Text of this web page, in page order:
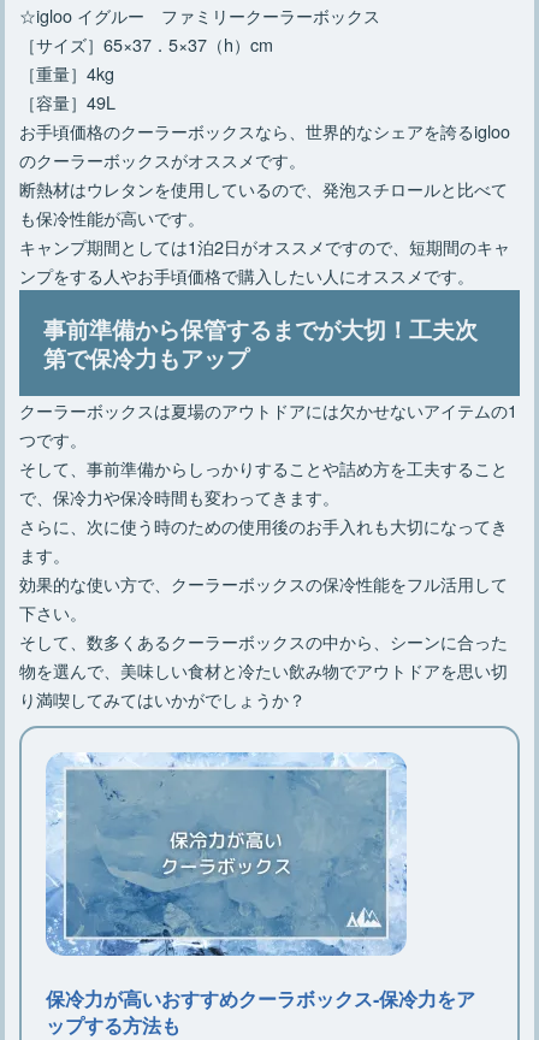
☆igloo イグルー ファミリークーラーボックス
［サイズ］65×37．5×37（h）cm
［重量］4kg
［容量］49L
お手頃価格のクーラーボックスなら、世界的なシェアを誇るigloo
のクーラーボックスがオススメです。
断熱材はウレタンを使用しているので、発泡スチロールと比べて
も保冷性能が高いです。
キャンプ期間としては1泊2日がオススメですので、短期間のキャ
ンプをする人やお手頃価格で購入したい人にオススメです。
事前準備から保管するまでが大切！工夫次
第で保冷力もアップ
クーラーボックスは夏場のアウトドアには欠かせないアイテムの1
つです。
そして、事前準備からしっかりすることや詰め方を工夫すること
で、保冷力や保冷時間も変わってきます。
さらに、次に使う時のための使用後のお手入れも大切になってき
ます。
効果的な使い方で、クーラーボックスの保冷性能をフル活用して
下さい。
そして、数多くあるクーラーボックスの中から、シーンに合った
物を選んで、美味しい食材と冷たい飲み物でアウトドアを思い切
り満喫してみてはいかがでしょうか？
保冷力が高いおすすめクーラボックス‐保冷力をア
ップする方法も